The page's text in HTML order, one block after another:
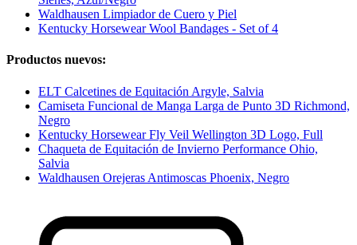
Waldhausen Limpiador de Cuero y Piel
Kentucky Horsewear Wool Bandages - Set of 4
Productos nuevos:
ELT Calcetines de Equitación Argyle, Salvia
Camiseta Funcional de Manga Larga de Punto 3D Richmond,
Negro
Kentucky Horsewear Fly Veil Wellington 3D Logo, Full
Chaqueta de Equitación de Invierno Performance Ohio,
Salvia
Waldhausen Orejeras Antimoscas Phoenix, Negro